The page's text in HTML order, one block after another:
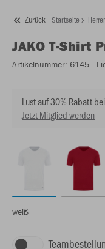
Zurück Startseite
JAKO T-Shirt
Artikelnummer: 6145 -
Lust auf 30% Rabatt
Jetzt Mitglied werden
weiß